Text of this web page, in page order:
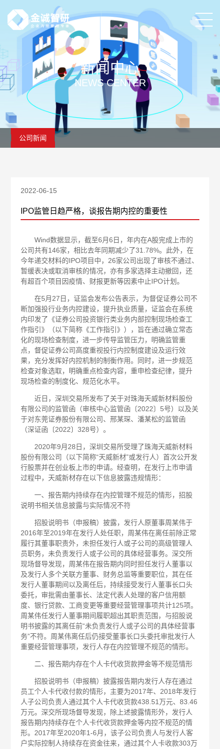
新闻中心
NEWS CENTER
公司新闻
2022-06-15
IPO监管日趋严格，谈报告期内控的重要性
Wind数据显示，截至6月6日，年内在A股完成上市的
公司共有146家，相比去年同期减少了31.78%。此外，在
今年递交材料的IPO项目中，26家公司出现了审核不通过、
暂缓表决或取消审核的情况，亦有多家选择主动撤回，还
有超百个项目因疫情、财报更新等因素中止IPO计划。
在5月27日，证监会发布公告表示，为督促证券公司不
断加强投行业务内控建设，提升执业质量，证监会在系统
内印发了《证券公司投资银行类业务内部控制现场检查工
作指引》（以下简称《工作指引》），旨在通过确立常态
化的现场检查制度，进一步传导监管压力，明确监管重
点，督促证券公司高度重视投行内控制度建设及运行效
果，充分发挥好内控机制的制衡作用。同时，进一步规范
检查对象选取，明确重点检查内容，重申检查纪律，提升
现场检查的制度化、规范化水平。
近日，深圳交易所发布了关于对珠海天威新材料股份
有限公司的监管函（审核中心监管函〔2022〕5号）以及关
于对东莞证券股份有限公司、邢某琛、潘某松的监管函
（深证函〔2022〕328号）。
2020年9月28日，深圳交易所受理了珠海天威新材料
股份有限公司（以下简称“天威新材”或发行人）首次公开发
行股票并在创业板上市的申请。经查明，在发行上市申请
过程中，天威新材存在以下信息披露违规情形：
一、报告期内持续存在内控管理不规范的情形，招股
说明书相关信息披露与实际情况不符
招股说明书（申报稿）披露，发行人原董事周某伟于
2016年至2019年在发行人处任职，周某伟在离任前除正常
履行其董事职责外，未担任发行人或子公司的高级管理人
员职务，未负责发行人或子公司的具体经营事务。深交所
现场督导发现，周某伟在报告期内同时担任发行人董事以
及发行人多个关联方董事、财务总监等重要职位，其在任
发行人董事期间以及离任后，持续接受发行人董事长口头
委托，审批需由董事长、法定代表人处理的客户信用额
度、银行贷款、工商变更等重要经营管理事项共计125项。
周某伟任发行人董事期间履职超出其职责范围，与招股说
明书披露的其离任前“未负责发行人或子公司的具体经营事
务”不符。周某伟离任后仍接受董事长口头委托审批发行人
重要经营管理事项，发行人存在内控管理不规范的情形。
二、报告期内存在个人卡代收货款押金等不规范情形
招股说明书（申报稿）披露报告期内发行人存在通过
员工个人卡代收付款的情形，主要为2017年、2018年发行
人子公司负责人通过其个人卡代收货款438.51万元、83.46
万元。深交所现场督导发现，除上述披露情形外，发行人
报告期内持续存在个人卡代收货款押金等内控不规范的情
形。2017年至2020年1-6月，该子公司负责人与发行人客
户实际控制人持续存在资金往来，通过其个人卡收款303万